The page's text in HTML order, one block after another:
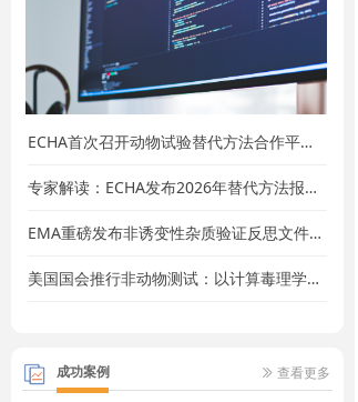
ECHA首次召开动物试验替代方法合作平台会议助力欧盟逐步淘汰动物试验路线落地
专家解读：ECHA发布2026年替代方法报告——四个维度分析ECHA迈向动物试验完全替代的进程
EMA重磅发布非诱变性杂质验证反思文件：计算毒理学成为替代动物试验的核心引擎
美国国会推行非动物测试：以计算毒理学为核心的替代策略，已成为安全性评估的必然选择
ꅀ 查看更多
成功案例